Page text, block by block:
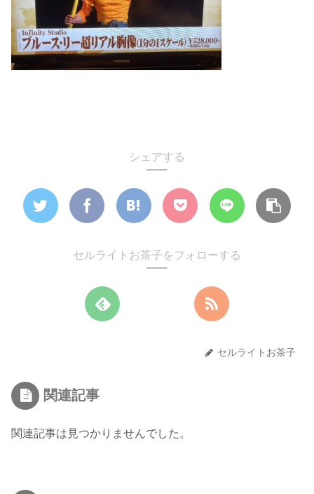
シェアする
セルライトお茶子をフォローする
セルライトお茶子
関連記事
関連記事は見つかりませんでした。